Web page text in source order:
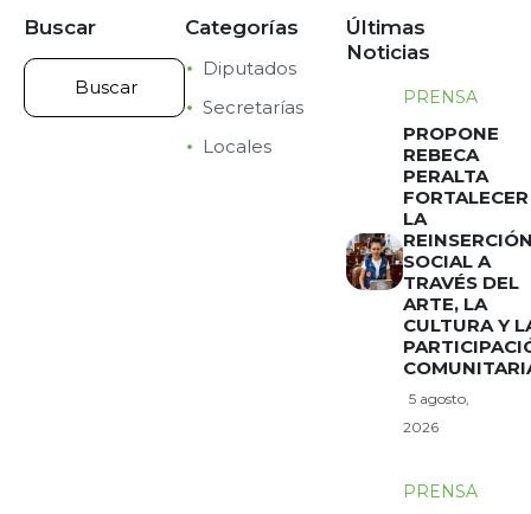
Buscar Categorías
Diputados
Secretarías
Locales
Últimas
Noticias
PRENSA
PROPONE
REBECA
PERALTA
FORTALECER
LA
SOCIAL A
TRAVÉS DEL
ARTE, LA
CULTURA Y
5 agosto,
2026
PRENSA